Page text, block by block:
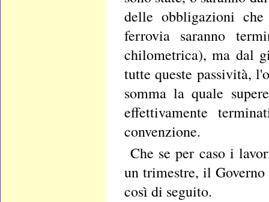
delle obbligazioni
ferrovia saranno
chilometrica), ma dal
tutte queste passività,
somma la quale
effettivamente
convenzione.
Che se per caso i
un trimestre, il
così di seguito.